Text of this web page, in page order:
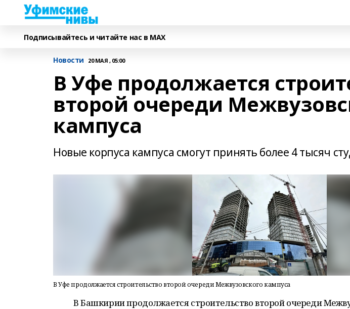
Подписывайтесь и читайте нас в MAX
Новости 20 МАЯ , 05:00
В Уфе продолжается
второй очереди
кампуса
Новые корпуса кампуса смогут принять более 4 тысяч
В Уфе продолжается строительство второй очереди Межвузовского кампуса
В Башкирии продолжается строительство второй очереди